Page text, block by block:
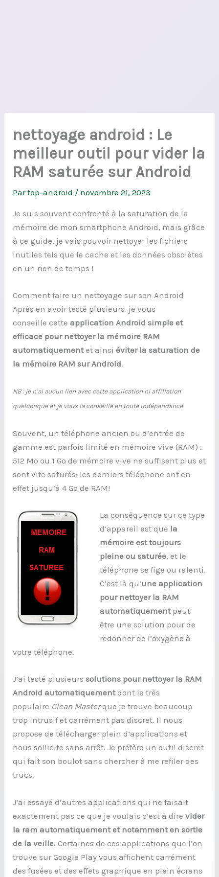
nettoyage android : Le
meilleur outil pour vider la
RAM saturée sur Android
Partop-android / novembre 21, 2023
Je suis souvent confronté à la saturation de la
mémoire de mon smartphone Android, mais grâce
à ce guide, je vais pouvoir nettoyer les fichiers
inutiles tels que le cache et les données obsolètes
en un rien de temps !
Comment faire un nettoyage sur son Android
Après en avoir testé plusieurs, je vous
conseille cetteapplication Android simple et
efficace pour nettoyer la mémoire RAM
automatiquementet ainsiéviter la saturation de
la mémoire RAM sur Android.
NB : je n’ai aucun lien avec cette application ni affiliation
quelconque et je vous la conseille en toute indépendance
Souvent, un téléphone ancien ou d’entrée de
gamme est parfois limité en mémoire vive (RAM) :
512 Mo ou 1 Go de mémoire vive ne suffisent plus et
sont vite saturés: les derniers téléphone ont en
effet jusqu’à 4 Go de RAM!
La conséquence sur ce type
d’appareil est que la
mémoire est toujours
pleine ou saturée, et le
téléphone se fige ou ralenti.
C’est là qu’une application
pour nettoyer la RAM
automatiquementpeut
être une solution pour de
redonner de l’oxygène à
votre téléphone.
J’ai testé plusieurs solutions pour nettoyer la RAM
Android automatiquementdont le très
populaire Clean Masterque je trouve beaucoup
trop intrusif et carrément pas discret. Il nous
propose de télécharger plein d’applications et
nous sollicite sans arrêt. Je préfère un outil discret
qui fait son boulot sans chercher à me refiler des
trucs.
J’ai essayé d’autres applications qui ne faisait
exactement pas ce que je voulais c’est à direvider
la ram automatiquement et notamment en sortie
de la veille. Certaines de ces applications que l’on
trouve sur Google Play vous affichent carrément
des fusées et des effets graphique en plein écrans